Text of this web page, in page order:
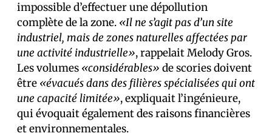
impossible d’effectuer une dépollution
complète de la zone. «Il ne s’agit pas d’un site
industriel, mais de zones naturelles affectées par
une activité industrielle», rappelait Melody Gros.
Les volumes «considérables» de scories doivent
être «évacués dans des filières spécialisées qui ont
une capacité limitée», expliquait l’ingénieure,
qui évoquait également des raisons financières
et environnementales.